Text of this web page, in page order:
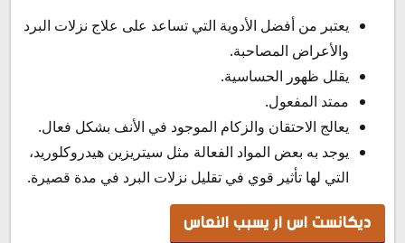
يعتبر من أفضل الأدوية التي تساعد على علاج نزلات البرد
والأعراض المصاحبة.
يقلل ظهور الحساسية.
ممتد المفعول.
يعالج الاحتقان والزكام الموجود في الأنف بشكل فعال.
يوجد به بعض المواد الفعالة مثل سيتريزين هيدروكلوريد،
التي لها تأثير قوي في تقليل نزلات البرد في مدة قصيرة.
ديكانست اس ار يسبب النعاس